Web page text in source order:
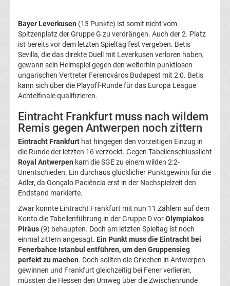
Europa
League
Europa
League
Meister
Liste
Torschützenkönige
Europa
League
&
UEFA-
Bayer Leverkusen (13 Punkte) ist somit nicht vom
Spitzenplatz der Gruppe G zu verdrängen. Auch der 2. Platz
ist bereits vor dem letzten Spieltag fest vergeben. Betis
Sevilla, die das direkte Duell mit Leverkusen verloren haben,
gewann sein Heimspiel gegen den weiterhin punktlosen
ungarischen Vertreter Ferencváros Budapest mit 2:0. Betis
kann sich über die Playoff-Runde für das Europa League
Achtelfinale qualifizieren.
Eintracht Frankfurt muss nach wildem
Remis gegen Antwerpen noch zittern
Eintracht Frankfurt hat hingegen den vorzeitigen Einzug in
die Runde der letzten 16 verzockt. Gegen Tabellenschlusslicht
Royal Antwerpen kam die SGE zu einem wilden 2:2-
Unentschieden. Ein durchaus glücklicher Punktgewinn für die
Adler, da Gonçalo Paciência erst in der Nachspielzeit den
Endstand markierte.
Zwar konnte Eintracht Frankfurt mit nun 11 Zählern auf dem
Konto die Tabellenführung in der Gruppe D vorOlympiakos
Piräus (9) behaupten. Doch am letzten Spieltag ist noch
einmal zittern angesagt. Ein Punkt muss die Eintracht bei
Fenerbahce Istanbul entführen, um den Gruppensieg
perfekt zu machen. Doch sollten die Griechen in Antwerpen
gewinnen und Frankfurt gleichzeitig bei Fener verlieren,
müssten die Hessen den Umweg über die Zwischenrunde